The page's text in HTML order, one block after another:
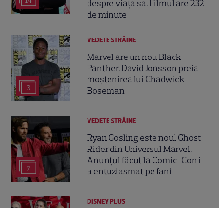
despre viața sa. Filmul are 232
de minute
3
VEDETE STRĂINE
Marvel are un nou Black
Panther. David Jonsson preia
moștenirea lui Chadwick
Boseman
7
VEDETE STRĂINE
Ryan Gosling este noul Ghost
Rider din Universul Marvel.
Anunțul făcut la Comic-Con i-
a entuziasmat pe fani
DISNEY PLUS